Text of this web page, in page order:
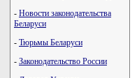
- Новости законодательства
Беларуси
- Тюрьмы Беларуси
- Законодательство России